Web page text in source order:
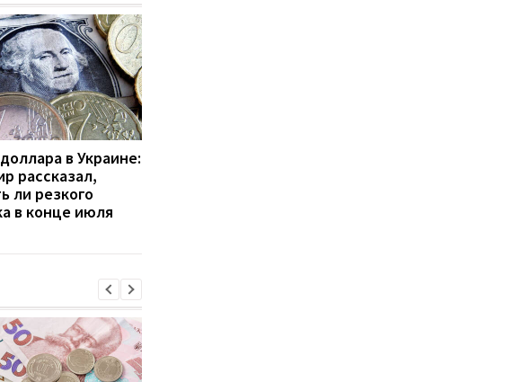
в Украине:
рассказал,
ли резкого
в конце июля